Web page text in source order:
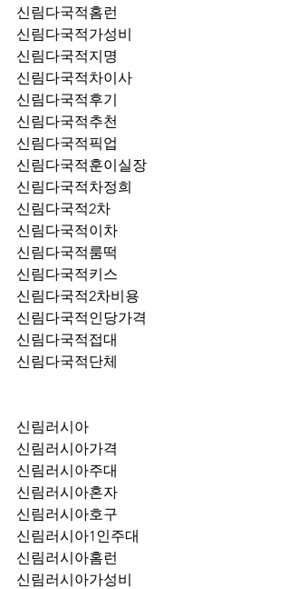
신림다국적홈런
신림다국적가성비
신림다국적지명
신림다국적차이사
신림다국적후기
신림다국적추천
신림다국적훈이실장
신림다국적차정희
신림다국적2차
신림다국적이차
신림다국적룸떡
신림다국적키스
신림다국적2차비용
신림다국적인당가격
신림다국적접대
신림다국적단체
신림러시아
신림러시아가격
신림러시아주대
신림러시아혼자
신림러시아호구
신림러시아1인주대
신림러시아홈런
신림러시아가성비